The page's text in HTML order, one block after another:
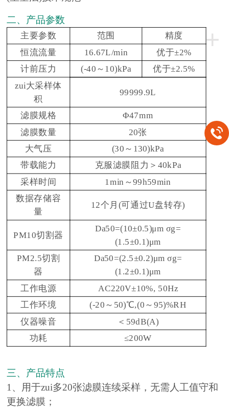
二、产品参数
+
主要参数 范围
精度
恒流流量
16.67L/min
优于±2%
计前压力
(-40～10)kPa
优于±2.5%
zui大采样体
积
99999.9L
滤膜规格
Φ47mm
滤膜数量
20张
大气压
(30～130)kPa
带载能力
克服滤膜阻力＞40kPa
采样时间
1min～99h59min
数据存储容
量
12个月(可通过U盘转存)
PM10切割器
Da50=(10±0.5)μm σg=
(1.5±0.1)μm
PM2.5切割
器
Da50=(2.5±0.2)μm σg=
(1.2±0.1)μm
工作电源
AC220V±10%, 50Hz
工作环境
(-20～50)℃,(0～95)%RH
仪器噪音
＜59dB(A)
功耗
≤200W
三、产品特点
1、用于zui多20张滤膜连续采样，无需人工值守和
更换滤膜；